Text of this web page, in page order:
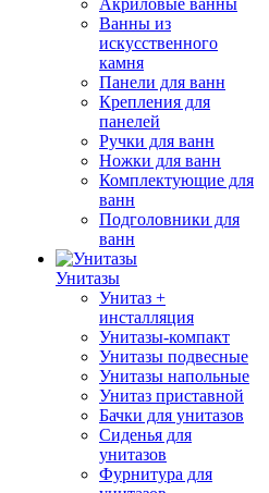
Акриловые ванны
Ванны из
искусственного
камня
Панели для ванн
Крепления для
панелей
Ручки для ванн
Ножки для ванн
Комплектующие для
ванн
Подголовники для
ванн
Унитазы
Унитаз +
инсталляция
Унитазы-компакт
Унитазы подвесные
Унитазы напольные
Унитаз приставной
Бачки для унитазов
Сиденья для
унитазов
Фурнитура для